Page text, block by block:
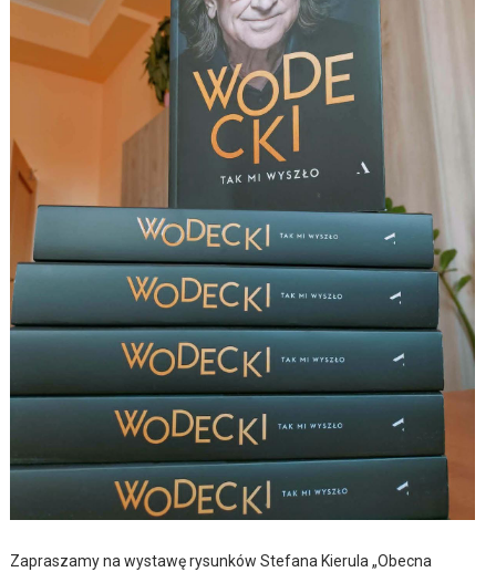
Zapraszamy na wystawę rysunków Stefana Kierula „Obecna